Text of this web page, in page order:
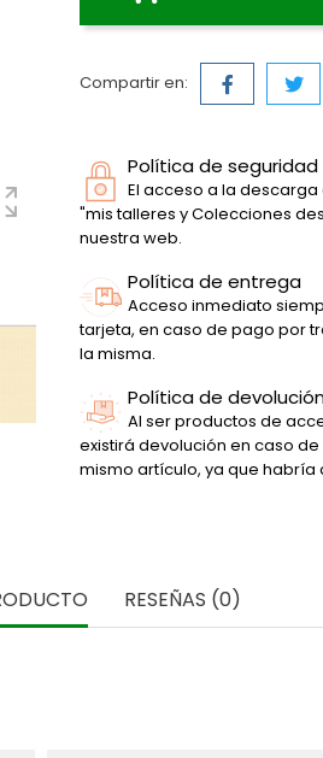
Compartir en:
Política de seguridad
El acceso a la
"mis talleres y Colecciones
nuestra web.
Política de entrega
Acceso inmediato
tarjeta, en caso de pago por
la misma.
Política de
Al ser productos de
existirá devolución en caso
mismo artículo, ya que
RESEÑAS (0)